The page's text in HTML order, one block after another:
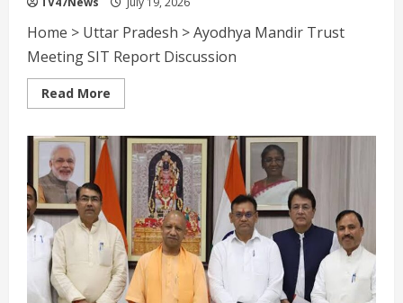
Home > Uttar Pradesh > Ayodhya Mandir Trust
Meeting SIT Report Discussion
Read More
more
मंदिर
ट्रस्ट
की
बैठक:
आखिर
क्यों
अहम
मानी
जा
रही
है
यह
बैठक?